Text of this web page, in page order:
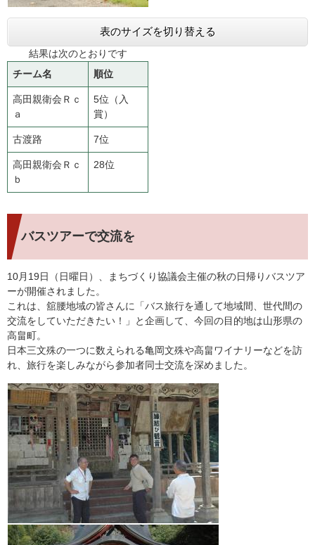
表のサイズを切り替える
結果は次のとおりです
チーム名
順位
高田親衛会Ｒｃ
ａ
5位（入
賞）
古渡路 7位
高田親衛会Ｒｃ
ｂ
28位
バスツアーで交流を
10月19日（日曜日）、まちづくり協議会主催の秋の日帰りバスツア
ーが開催されました。
これは、舘腰地域の皆さんに「バス旅行を通して地域間、世代間の
交流をしていただきたい！」と企画して、今回の目的地は山形県の
高畠町。
日本三文殊の一つに数えられる亀岡文殊や高畠ワイナリーなどを訪
れ、旅行を楽しみながら参加者同士交流を深めました。